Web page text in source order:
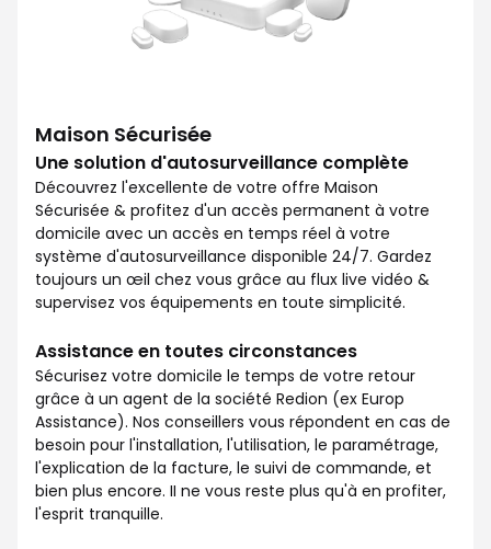
Maison Sécurisée
Une solution d'autosurveillance complète
Découvrez l'excellente de votre offre Maison
Sécurisée & profitez d'un accès permanent à votre
domicile avec un accès en temps réel à votre
système d'autosurveillance disponible 24/7. Gardez
toujours un œil chez vous grâce au flux live vidéo &
supervisez vos équipements en toute simplicité.
Assistance en toutes circonstances
Sécurisez votre domicile le temps de votre retour
grâce à un agent de la société Redion (ex Europ
Assistance). Nos conseillers vous répondent en cas de
besoin pour l'installation, l'utilisation, le paramétrage,
l'explication de la facture, le suivi de commande, et
bien plus encore. II ne vous reste plus qu'à en profiter,
l'esprit tranquille.